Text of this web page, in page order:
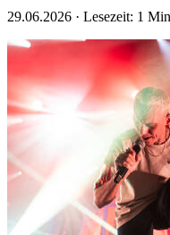
29.06.2026 · Lesezeit: 1